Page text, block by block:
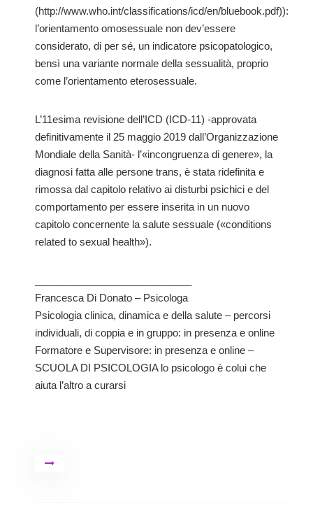
(http://www.who.int/classifications/icd/en/bluebook.pdf)):
l’orientamento omosessuale non dev’essere
considerato, di per sé, un indicatore psicopatologico,
bensì una variante normale della sessualità, proprio
come l’orientamento eterosessuale.
L’11esima revisione dell’ICD (ICD-11) -approvata
definitivamente il 25 maggio 2019 dall’Organizzazione
Mondiale della Sanità- l’«incongruenza di genere», la
diagnosi fatta alle persone trans, è stata ridefinita e
rimossa dal capitolo relativo ai disturbi psichici e del
comportamento per essere inserita in un nuovo
capitolo concernente la salute sessuale («conditions
related to sexual health»).
Francesca Di Donato – Psicologa
Psicologia clinica, dinamica e della salute – percorsi
individuali, di coppia e in gruppo: in presenza e online
Formatore e Supervisore: in presenza e online –
SCUOLA DI PSICOLOGIA lo psicologo è colui che
aiuta l’altro a curarsi